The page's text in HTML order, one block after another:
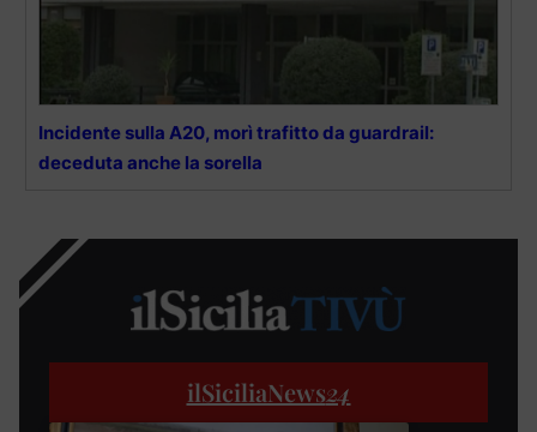
Incidente sulla A20, morì trafitto da guardrail:
deceduta anche la sorella
ilSiciliaNews24